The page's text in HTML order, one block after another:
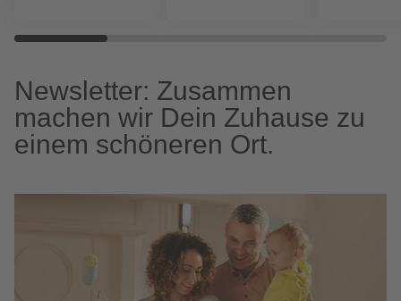
Newsletter: Zusammen
machen wir Dein Zuhause zu
einem schöneren Ort.